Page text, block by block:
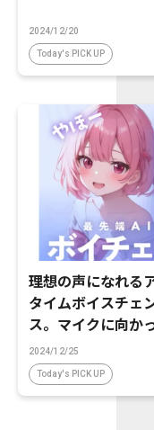
2024/12/20
Today's PICK UP
理想の声になれる
タイムボイスチェ
ス。マイクに向か
ケボ風に音声変換
2024/12/25
Today's PICK UP